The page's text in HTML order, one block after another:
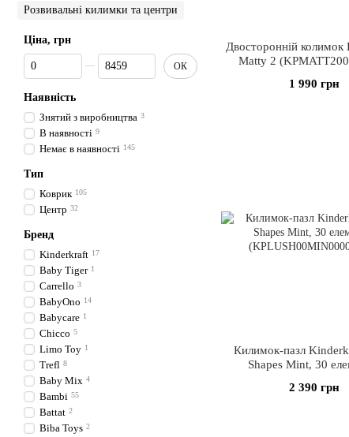
Двосторонній
Matty 2
1 990 грн
Килимок-пазл
Shapes Mint, 30
2 390 грн
Розвивальні килимки та центри
Ціна, грн
Від Ціна, грн
До Ціна, грн
ОК
Наявність
Знятий з виробництва 3
В наявності 9
Немає в наявності 145
Тип
Коврик 105
Центр 32
Бренд
Kinderkraft 17
Baby Tiger 1
Carrello 3
BabyOno 14
Babycare 1
Chicco 5
Limo Toy 1
Trefl 8
Baby Mix 4
Bambi 55
Battat 2
Biba Toys 2